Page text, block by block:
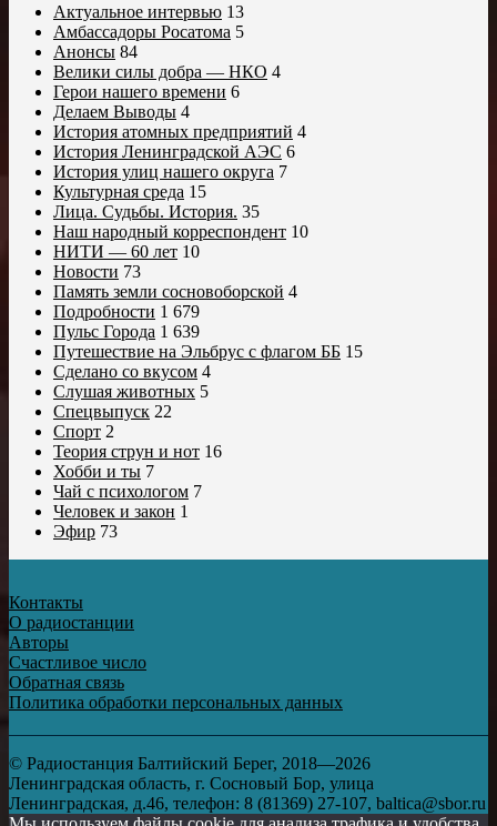
Актуальное интервью 13
Амбассадоры Росатома 5
Анонсы 84
Велики силы добра — НКО 4
Герои нашего времени 6
Делаем Выводы 4
История атомных предприятий 4
История Ленинградской АЭС 6
История улиц нашего округа 7
Культурная среда 15
Лица. Судьбы. История. 35
Наш народный корреспондент 10
НИТИ — 60 лет 10
Новости 73
Память земли сосновоборской 4
Подробности 1 679
Пульс Города 1 639
Путешествие на Эльбрус с флагом ББ 15
Сделано со вкусом 4
Слушая животных 5
Спецвыпуск 22
Спорт 2
Теория струн и нот 16
Хобби и ты 7
Чай с психологом 7
Человек и закон 1
Эфир 73
Контакты
О радиостанции
Авторы
Счастливое число
Обратная связь
Политика обработки персональных данных
© Радиостанция Балтийский Берег, 2018—2026
Ленинградская область, г. Сосновый Бор, улица
Ленинградская, д.46, телефон: 8 (81369) 27-107, baltica@sbor.ru